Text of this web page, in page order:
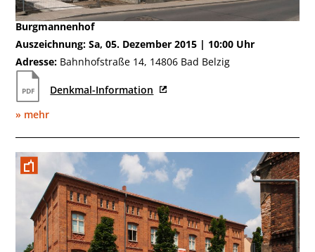
Dezember 2015
Burgmannenhof
Auszeichnung: Sa, 05. Dezember 2015 | 10:00 Uhr
Adresse: Bahnhofstraße 14, 14806 Bad Belzig
Denkmal-Information
» mehr